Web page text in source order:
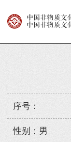
中国非物质文
中国非物质文
序号：
性别：男